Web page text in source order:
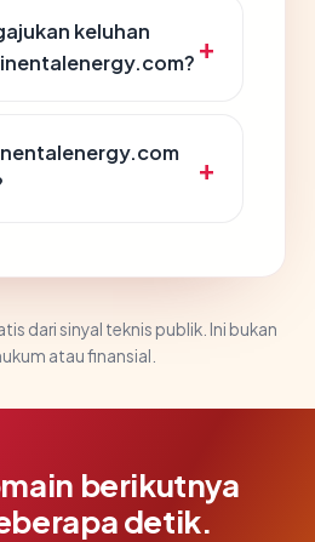
keluhan
dari sinyal teknis publik. Ini bukan
atau finansial.
berikutnya
detik.